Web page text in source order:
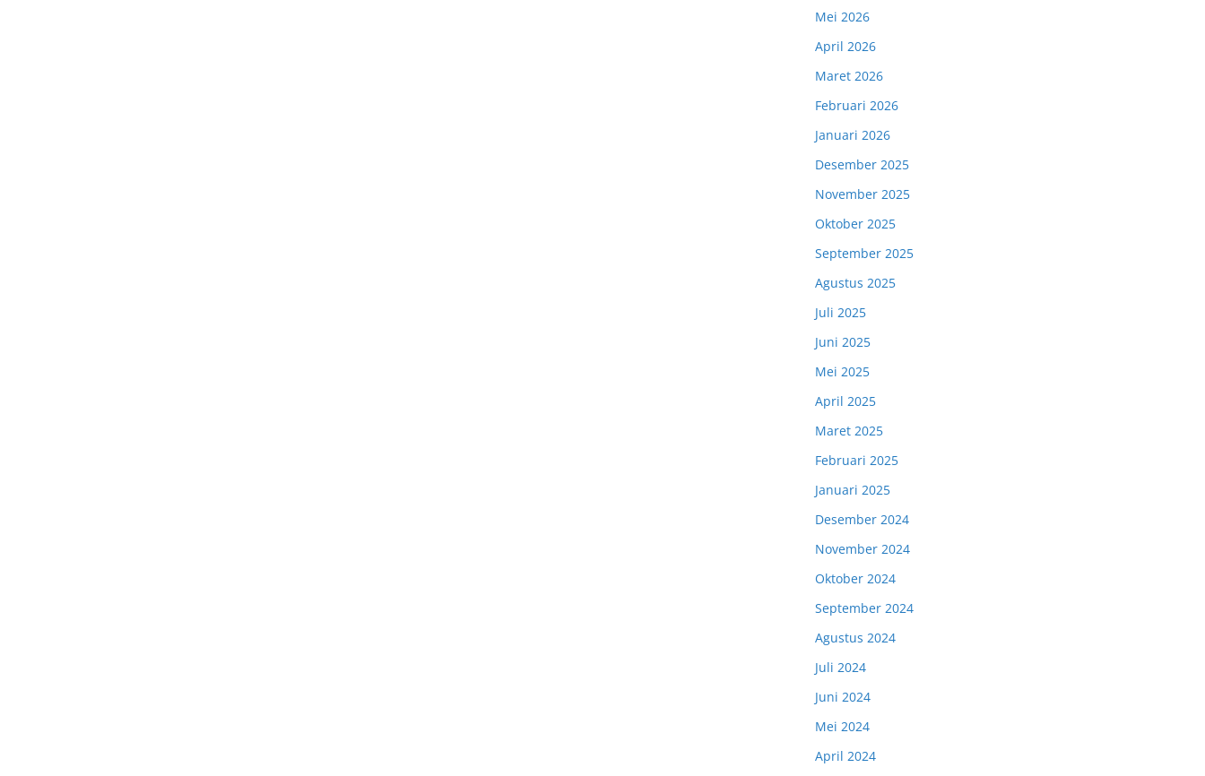
Mei 2026
April 2026
Maret 2026
Februari 2026
Januari 2026
Desember 2025
November 2025
Oktober 2025
September 2025
Agustus 2025
Juli 2025
Juni 2025
Mei 2025
April 2025
Maret 2025
Februari 2025
Januari 2025
Desember 2024
November 2024
Oktober 2024
September 2024
Agustus 2024
Juli 2024
Juni 2024
Mei 2024
April 2024